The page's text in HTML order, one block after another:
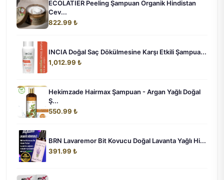
ECOLATIER Peeling Şampuan Organik Hindistan
Cev...
822.99 ₺
INCIA Doğal Saç Dökülmesine Karşı Etkili Şampua...
1,012.99 ₺
Hekimzade Hairmax Şampuan - Argan Yağlı Doğal
Ş...
550.99 ₺
BRN Lavaremor Bit Kovucu Doğal Lavanta Yağlı Hi...
391.99 ₺